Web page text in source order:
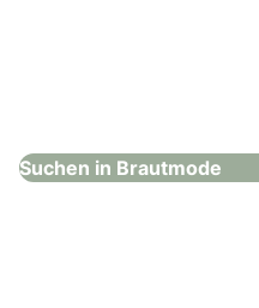
Suchen in Brautmode